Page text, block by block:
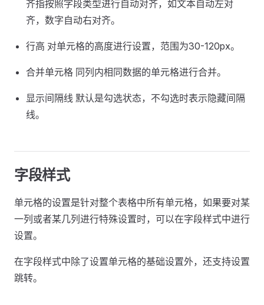
齐指按照字段类型进行自动对齐，如文本自动左对
齐，数字自动右对齐。
行高 对单元格的高度进行设置，范围为30-120px。
合并单元格 同列内相同数据的单元格进行合并。
显示间隔线 默认是勾选状态，不勾选时表示隐藏间隔
线。
字段样式
单元格的设置是针对整个表格中所有单元格，如果要对某
一列或者某几列进行特殊设置时，可以在字段样式中进行
设置。
在字段样式中除了设置单元格的基础设置外，还支持设置
跳转。